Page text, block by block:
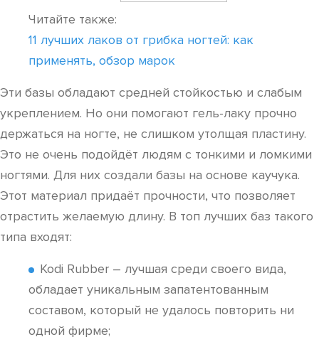
Читайте также:
11 лучших лаков от грибка ногтей: как
применять, обзор марок
Эти базы обладают средней стойкостью и слабым
укреплением. Но они помогают гель-лаку прочно
держаться на ногте, не слишком утолщая пластину.
Это не очень подойдёт людям с тонкими и ломкими
ногтями. Для них создали базы на основе каучука.
Этот материал придаёт прочности, что позволяет
отрастить желаемую длину. В топ лучших баз такого
типа входят:
Kodi Rubber – лучшая среди своего вида,
обладает уникальным запатентованным
составом, который не удалось повторить ни
одной фирме;